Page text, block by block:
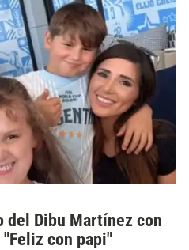
Dibu Martínez con
con papi"